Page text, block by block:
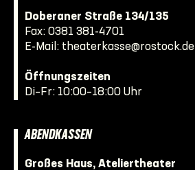
Doberaner Straße 134/135
Fax: 0381 381-4701
E-Mail: theaterkasse@rostock.de
Öffnungszeiten
Di–Fr: 10:00–18:00 Uhr
ABENDKASSEN
Großes Haus, Ateliertheater